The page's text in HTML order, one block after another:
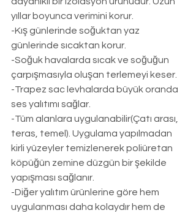
yıllar boyunca verimini korur.
-Kış günlerinde soğuktan yaz
günlerinde sıcaktan korur.
-Soğuk havalarda sıcak ve soğuğun
çarpışmasıyla oluşan terlemeyi keser.
-Trapez sac levhalarda büyük oranda
ses yalıtımı sağlar.
-Tüm alanlara uygulanabilir(Çatı arası,
teras, temel). Uygulama yapılmadan
kirli yüzeyler temizlenerek poliüretan
köpüğün zemine düzgün bir şekilde
yapışması sağlanır.
-Diğer yalıtım ürünlerine göre hem
uygulanması daha kolaydır hem de